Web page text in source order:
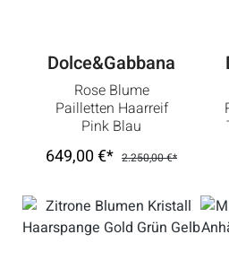
Dolce&Gabbana
Rose Blume
Pailletten Haarreif
Pink Blau
649,00 €* 2.250,00 €*